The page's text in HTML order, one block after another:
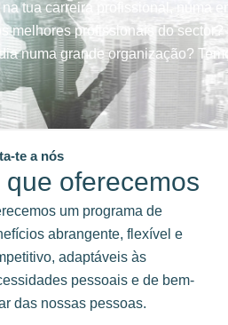
tua carreira profissional, numa
melhores profissionais do sector?
numa grande organização?
te a nós
que oferecemos
um programa de
abrangente, flexível e
adaptáveis às
pessoais e de bem-
das nossas pessoas.